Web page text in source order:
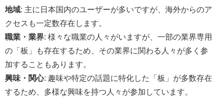
地域: 主に日本国内のユーザーが多いですが、海外からのア
クセスも一定数存在します。
職業・業界: 様々な職業の人々がいますが、一部の業界専用
の「板」も存在するため、その業界に関わる人々が多く参
加することもあります。
興味・関心: 趣味や特定の話題に特化した「板」が多数存在
するため、多様な興味を持つ人々が参加しています。